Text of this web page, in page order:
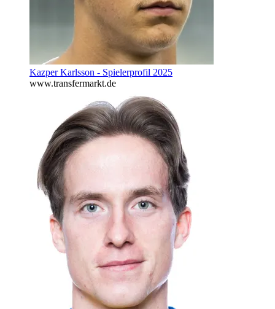
Kazper Karlsson - Spielerprofil 2025
www.transfermarkt.de